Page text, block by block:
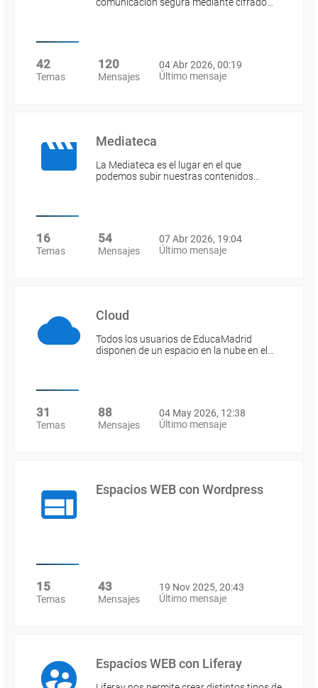
42
Temas
120
Mensajes
04 Abr 2026, 00:19
Último mensaje
Mediateca
La Mediateca es el lugar en el que
podemos subir nuestras contenidos…
16
Temas
54
Mensajes
07 Abr 2026, 19:04
Último mensaje
Cloud
Todos los usuarios de EducaMadrid
disponen de un espacio en la nube en el…
31
Temas
88
Mensajes
04 May 2026, 12:38
Último mensaje
Espacios WEB con Wordpress
15
Temas
43
Mensajes
19 Nov 2025, 20:43
Último mensaje
Espacios WEB con Liferay